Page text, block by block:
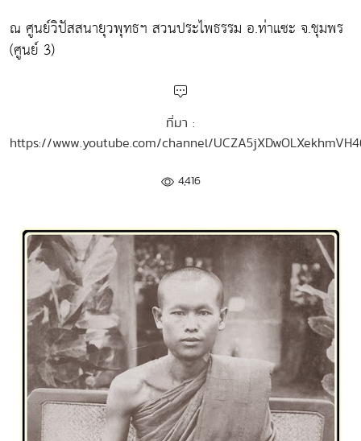
ณ ศูนย์วิปัสสนายุวพุทธฯ สวนประไพธรรม อ.ท่าแซะ จ.ชุมพร
(ศูนย์ 3)
ที่มา :
https://www.youtube.com/channel/
4,416